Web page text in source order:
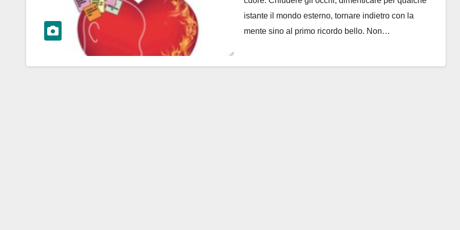
istante il mondo esterno, tornare indietro con la
mente sino al primo ricordo bello. Non…